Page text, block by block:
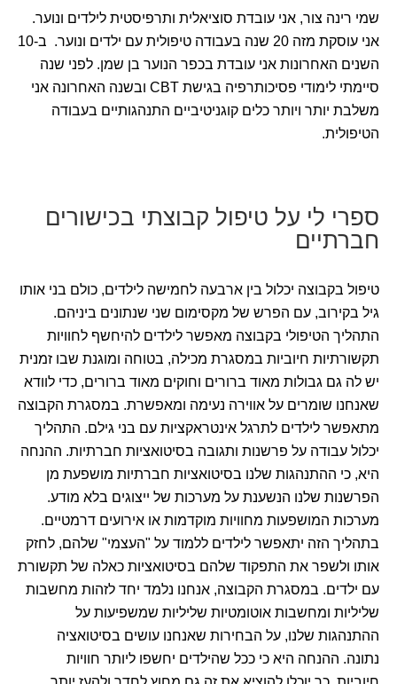
שמי רינה צור, אני עובדת סוציאלית ותרפיסטית לילדים ונוער.
אני עוסקת מזה 20 שנה בעבודה טיפולית עם ילדים ונוער. ב-10
השנים האחרונות אני עובדת בכפר הנוער בן שמן. לפני שנה
סיימתי לימודי פסיכותרפיה בגישת CBT ובשנה האחרונה אני
משלבת יותר ויותר כלים קוגניטיביים התנהגותיים בעבודה
הטיפולית.
ספרי לי על טיפול קבוצתי בכישורים
חברתיים
טיפול בקבוצה יכלול בין ארבעה לחמישה לילדים, כולם בני אותו
גיל בקירוב, עם הפרש של מקסימום שני שנתונים ביניהם.
התהליך הטיפולי בקבוצה מאפשר לילדים להיחשף לחוויות
תקשורתיות חיוביות במסגרת מכילה, בטוחה ומוגנת שבו זמנית
יש לה גם גבולות מאוד ברורים וחוקים מאוד ברורים, כדי לוודא
שאנחנו שומרים על אווירה נעימה ומאפשרת. במסגרת הקבוצה
מתאפשר לילדים לתרגל אינטראקציות עם בני גילם. התהליך
יכלול עבודה על פרשנות ותגובה בסיטואציות חברתיות. ההנחה
היא, כי ההתנהגות שלנו בסיטואציות חברתיות מושפעת מן
הפרשנות שלנו הנשענת על מערכות של ייצוגים בלא מודע.
מערכות המושפעות מחוויות מוקדמות או אירועים דרמטיים.
בתהליך הזה יתאפשר לילדים ללמוד על "העצמי" שלהם, לחזק
אותו ולשפר את התפקוד שלהם בסיטואציות כאלה של תקשורת
עם ילדים. במסגרת הקבוצה, אנחנו נלמד יחד לזהות מחשבות
שליליות ומחשבות אוטומטיות שליליות שמשפיעות על
ההתנהגות שלנו, על הבחירות שאנחנו עושים בסיטואציה
נתונה. ההנחה היא כי ככל שהילדים יחשפו ליותר חוויות